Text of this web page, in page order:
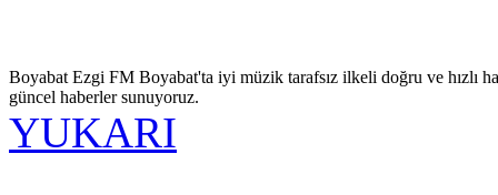
Boyabat Ezgi FM Boyabat'ta iyi müzik tarafsız ilkeli doğru ve hızlı
güncel haberler sunuyoruz.
YUKARI